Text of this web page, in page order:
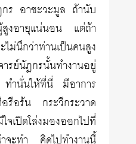
ร อาชะวะมูล ถ้านับ
สูงอายุแน่นอน แต่ถ้า
ม่นึกว่าท่านเป็นคนสูง
รย์นัฏกรนั้นทำงานอยู่
ำนั่นให้ที่นี่ มีอาการ
รือร้น กระวีกระวาด
เปิดโล่งมองออกไปที่